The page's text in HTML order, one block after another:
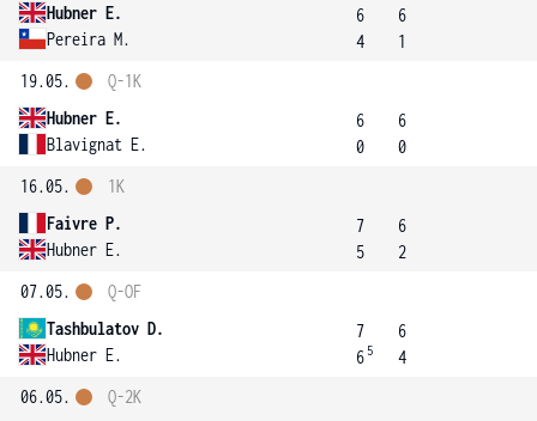
Hubner E.
Pereira M.
6
4
6
1
19.05.
Hubner E.
Blavignat E.
Q-1K
6
0
6
0
16.05.
Faivre P.
Hubner E.
1K
7
5
6
2
07.05.
Tashbulatov D.
Hubner E.
Q-OF
7
6 5
6
4
06.05.
Q-2K